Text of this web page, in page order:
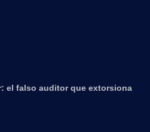
el falso auditor que extorsiona